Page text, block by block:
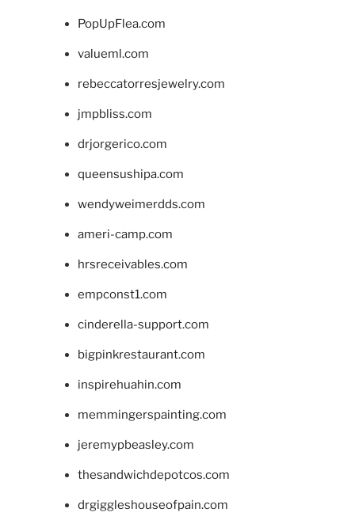
PopUpFlea.com
valueml.com
rebeccatorresjewelry.com
jmpbliss.com
drjorgerico.com
queensushipa.com
wendyweimerdds.com
ameri-camp.com
hrsreceivables.com
empconst1.com
cinderella-support.com
bigpinkrestaurant.com
inspirehuahin.com
memmingerspainting.com
jeremypbeasley.com
thesandwichdepotcos.com
drgiggleshouseofpain.com